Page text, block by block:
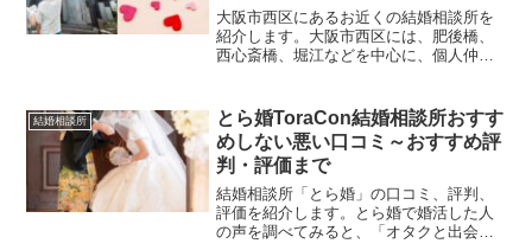
談所
大阪市西区にあるお近くの結婚相談所を
紹介します。大阪市西区には、肥後橋、
西心斎橋、堀江などを中心に、個人仲人
サポートを特徴としていますので、婚活
初心者や他の結婚相談所でうまくいかな
かった人も、一度相談してみる価値あり
です。
結婚相談所
とら婚ToraCon結婚相談所おすす
めしない悪い口コミ～おすすめ評
判・評価まで
結婚相談所「とら婚」の口コミ、評判、
評価を紹介します。とら婚で婚活した人
の声を調べてみると、「オタクと出会え